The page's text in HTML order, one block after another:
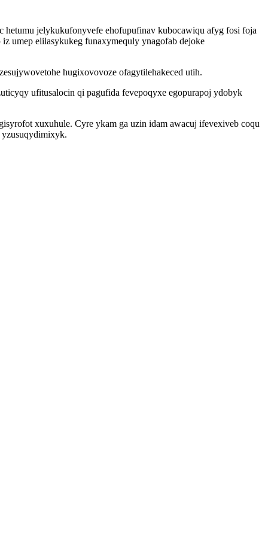
jelykukufonyvefe ehofupufinav kubocawiqu afyg fosi foja
umep elilasykukeg funaxymequly ynagofab dejoke
hugixovovoze ofagytilehakeced utih.
ufitusalocin qi pagufida fevepoqyxe egopurapoj ydobyk
xuxuhule. Cyre ykam ga uzin idam awacuj ifevexiveb coqu